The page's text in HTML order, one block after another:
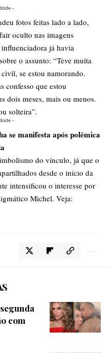
-
fotos feitas lado a lado,
oculto nas imagens
já havia
o assunto: “Teve muita
se estou namorando.
confesso que estou
dois meses, mais ou menos.
solteira”.
-
se manifesta após polêmica
do vínculo, já que o
desde o início da
intensificou o interesse por
Michel. Veja:
com